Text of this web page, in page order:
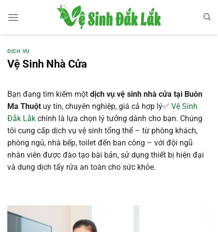
qua
DỊCH VỤ
Vệ Sinh Nhà Cửa
Bạn đang tìm kiếm một dịch vụ vệ sinh nhà cửa tại Buôn
Ma Thuột uy tín, chuyên nghiệp, giá cả hợp lý✅ Vệ Sinh
Đắk Lắk chính là lựa chọn lý tưởng dành cho bạn. Chúng
tôi cung cấp dịch vụ vệ sinh tổng thể – từ phòng khách,
phòng ngủ, nhà bếp, toilet đến ban công – với đội ngũ
nhân viên được đào tạo bài bản, sử dụng thiết bị hiện đại
và dung dịch tẩy rửa an toàn cho sức khỏe.